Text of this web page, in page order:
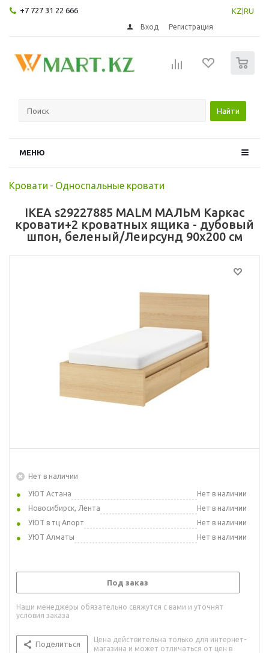
+7 727 31 22 666 KZ RU
Вход Регистрация
Найти
МЕНЮ
Кровати - Односпальные кровати
IKEA s29227885 MALM МАЛЬМ Каркас
кровати+2 кроватных ящика - дубовый
шпон, беленый/Леирсунд 90x200 см
Нет в наличии
УЮТ Астана
Нет в наличии
Новосибирск, Лента
Нет в наличии
УЮТ в тц Апорт
Нет в наличии
УЮТ Алматы
Нет в наличии
Под заказ
Наши менеджеры обязательно свяжутся с вами и уточнят
условия заказа
Поделиться
Цена действительна только для интернет-
магазина и может отличаться от цен в